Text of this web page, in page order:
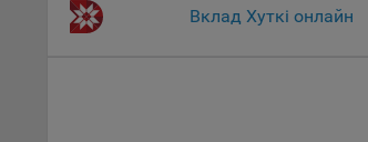
Вклад Хуткі онлайн